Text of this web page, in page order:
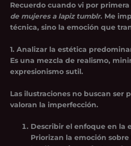
Recuerdo cuando vi por primera
de mujeres a lapiz tumblr. Me
técnica, sino la emoción que
1. Analizar la estética
Es una mezcla de realismo,
expresionismo sutil.
Las ilustraciones no buscan ser
valoran la imperfección.
Describir el enfoque en la
Priorizan la emoción